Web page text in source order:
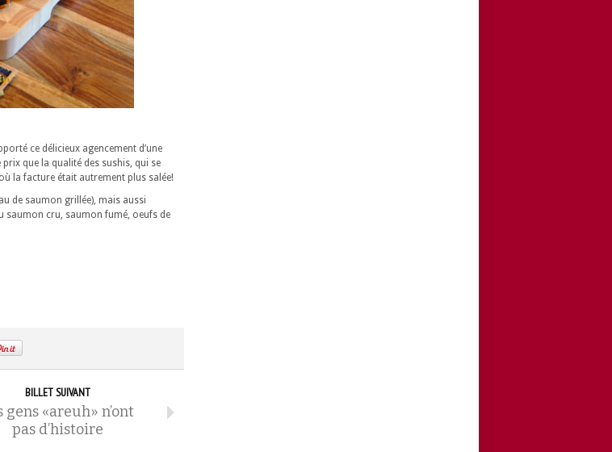
ce délicieux agencement d’une
que la qualité des sushis, qui se
la facture était autrement plus salée!
de saumon grillée), mais aussi
saumon cru, saumon fumé, oeufs de
BILLET SUIVANT
gens «areuh» n’ont
pas d’histoire